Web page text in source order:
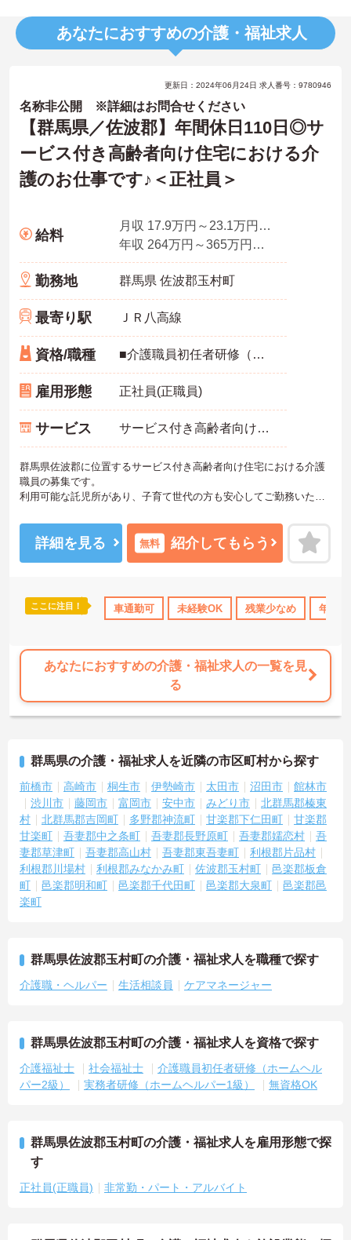
あなたにおすすめの介護・福祉求人
更新日：2024年06月24日 求人番号：9780946
名称非公開 ※詳細はお問合せください
【群馬県／佐波郡】年間休日110日◎サ
ービス付き高齢者向け住宅における介
護のお仕事です♪＜正社員＞
給料
月収 17.9万円～23.1万円程度 ※諸手当込み
年収 264万円～365万円程度 ※想定年収
勤務地 群馬県 佐波郡玉村町
最寄り駅 ＪＲ八高線
資格/職種 ■介護職員初任者研修（ヘルパー2級）以上、介護福祉士：いずれか必須 ■未経験：可 ■普通自動車運転免許（AT限定可）
雇用形態 正社員(正職員)
サービス サービス付き高齢者向け住宅（サ高住）
群馬県佐波郡に位置するサービス付き高齢者向け住宅における介護
職員の募集です。
利用可能な託児所があり、子育て世代の方も安心してご勤務いただ
ご興味のある方には、面接対策ポイントなど、さらに詳細をお話し
いたしますのでお気軽にご相談ください！
詳細を見る 無料 紹介してもらう
ここに注目！ 車通勤可 未経験OK 残業少なめ 年間
あなたにおすすめの介護・福祉求人の一覧を見
る
群馬県の介護・福祉求人を近隣の市区町村から探す
前橋市 高崎市 桐生市 伊勢崎市 太田市 沼田市
館林市
渋川市
藤岡市 富岡市 安中市 みどり市
北群馬郡榛東
村
北群馬郡吉岡町 多野郡神流町 甘楽郡下仁田町
甘楽郡
甘楽町
吾妻郡中之条町 吾妻郡長野原町 吾妻郡嬬恋村
吾
妻郡草津町
吾妻郡高山村 吾妻郡東吾妻町
利根郡片品村
利根郡川場村
利根郡みなかみ町 佐波郡玉村町
邑楽郡板倉
町
邑楽郡明和町 邑楽郡千代田町 邑楽郡大泉町
邑楽郡邑
楽町
群馬県佐波郡玉村町の介護・福祉求人を職種で探す
介護職・ヘルパー 生活相談員 ケアマネージャー
群馬県佐波郡玉村町の介護・福祉求人を資格で探す
介護福祉士 社会福祉士
介護職員初任者研修（ホームヘル
パー2級）
実務者研修（ホームヘルパー1級） 無資格OK
群馬県佐波郡玉村町の介護・福祉求人を雇用形態で探
す
正社員(正職員) 非常勤・パート・アルバイト